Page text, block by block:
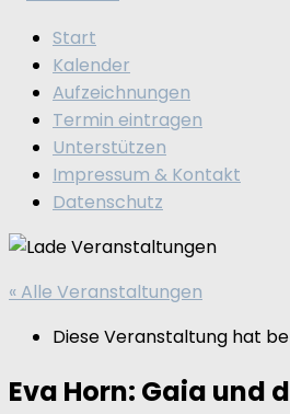
Start
Kalender
Aufzeichnungen
Termin eintragen
Unterstützen
Impressum & Kontakt
Datenschutz
« Alle Veranstaltungen
Diese Veranstaltung hat
Eva Horn: Gaia und